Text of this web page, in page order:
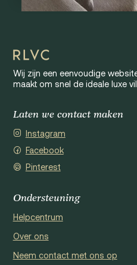
Wij zijn een eenvoudige
maakt om snel de ideale luxe
Laten we contact maken
Instagram
Facebook
Pinterest
Ondersteuning
Helpcentrum
Over ons
Neem contact met ons op